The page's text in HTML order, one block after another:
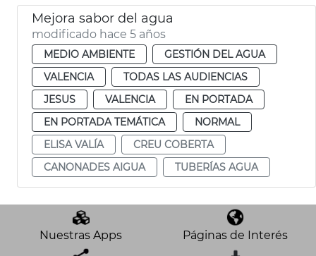
Mejora sabor del agua
modificado hace 5 años
MEDIO AMBIENTE
GESTIÓN DEL AGUA
VALENCIA
TODAS LAS AUDIENCIAS
JESUS
VALENCIA
EN PORTADA
EN PORTADA TEMÁTICA
NORMAL
ELISA VALÍA
CREU COBERTA
CANONADES AIGUA
TUBERÍAS AGUA
Nuestras Apps Páginas de Interés